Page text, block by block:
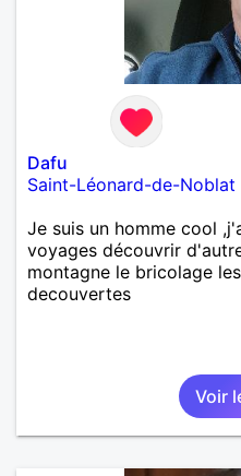
Dafu
Saint-Léonard-de-Noblat
Je suis un homme cool
voyages découvrir
montagne le bricolage
decouvertes
Voir